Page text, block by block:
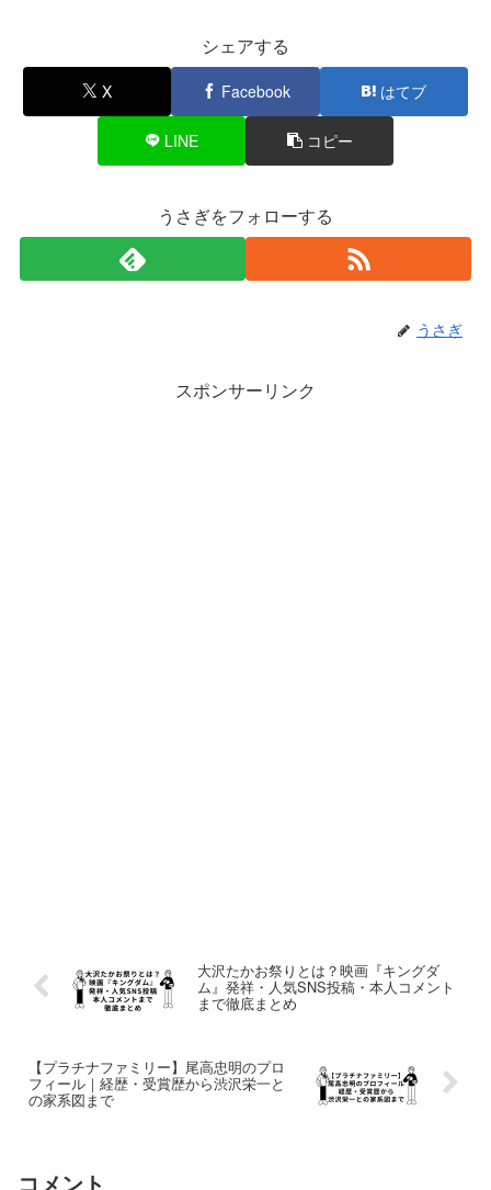
シェアする
X Facebook はてブ
LINE コピー
うさぎをフォローする
うさぎ
スポンサーリンク
大沢たかお祭りとは？映画『キングダ
ム』発祥・人気SNS投稿・本人コメント
まで徹底まとめ
【プラチナファミリー】尾高忠明のプロ
フィール｜経歴・受賞歴から渋沢栄一と
の家系図まで
コメント